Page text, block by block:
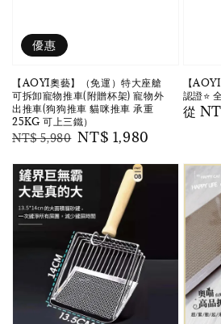
優惠
【AOYI奧藝】（免運）特大座艙
可拆卸寵物推車(附贈杯架) 寵物外
出推車(狗狗推車 貓咪推車 承重
25KG 可上三鐵）
Regular
NT$ 5,980 Sale
NT$ 1,980
【
認證⭐️
從